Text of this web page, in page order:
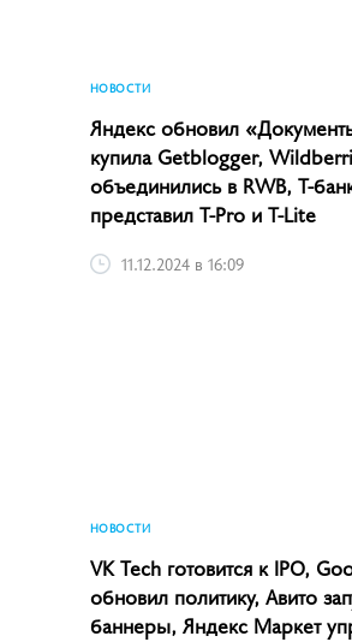
НОВОСТИ
Яндекс обновил
купила Getblogger,
объединились в RWB, Т-
представил T-Pro и T-Lite
11.12.2024 в 16:09
НОВОСТИ
VK Tech готовится к IPO,
обновил политику, Авито
баннеры, Яндекс Маркет